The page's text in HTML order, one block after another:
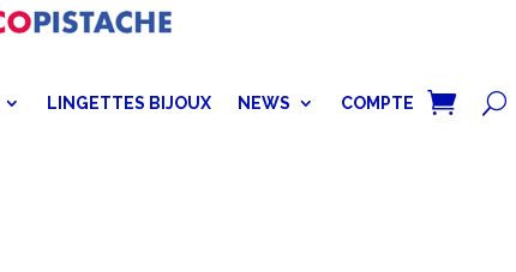
LINGETTES BIJOUX NEWS COMPTE